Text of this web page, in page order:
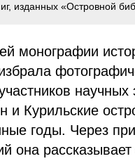
изданных «Островной
монографии
научных
и Курильские
годы. Через
она